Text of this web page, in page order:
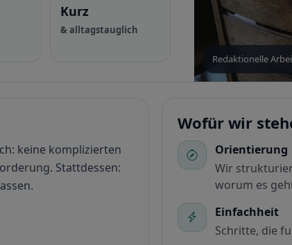
Kurz
& alltagstauglich
Redaktionelle
keine komplizierten
Stattdessen:
Wofür wir
Orientierung
Wir
worum es
Einfachheit
Schritte, die